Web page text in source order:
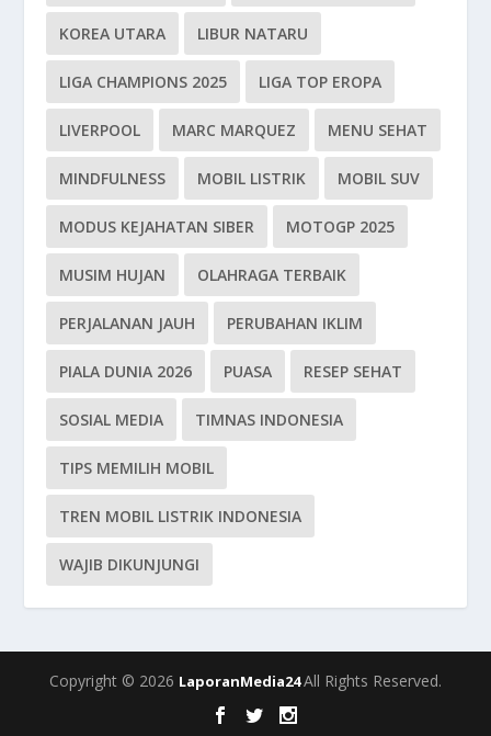
KOREA UTARA LIBUR NATARU
LIGA CHAMPIONS 2025 LIGA TOP EROPA
LIVERPOOL MARC MARQUEZ MENU SEHAT
MINDFULNESS MOBIL LISTRIK MOBIL SUV
MODUS KEJAHATAN SIBER MOTOGP 2025
MUSIM HUJAN OLAHRAGA TERBAIK
PERJALANAN JAUH PERUBAHAN IKLIM
PIALA DUNIA 2026 PUASA RESEP SEHAT
SOSIAL MEDIA TIMNAS INDONESIA
TIPS MEMILIH MOBIL
TREN MOBIL LISTRIK INDONESIA
WAJIB DIKUNJUNGI
Copyright © 2026 LaporanMedia24All Rights Reserved.